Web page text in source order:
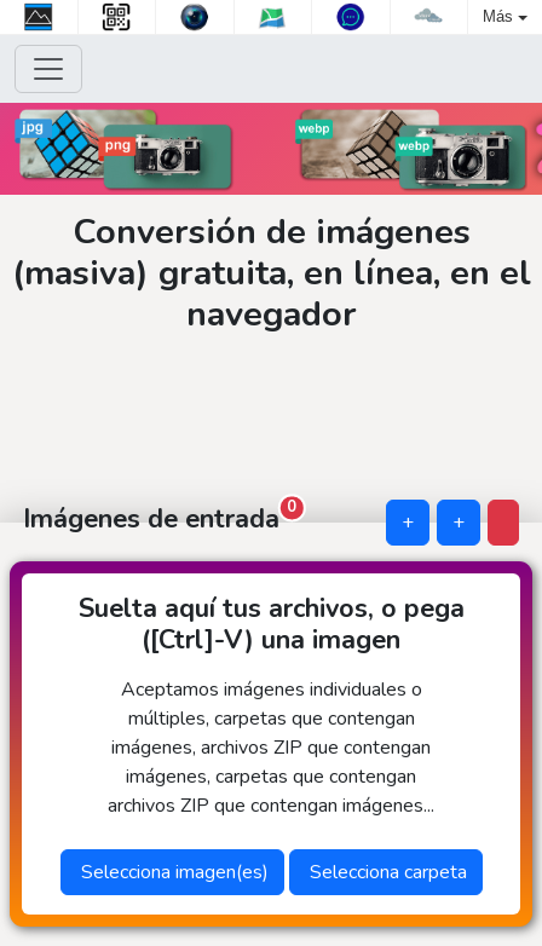
Más
Conversión de imágenes
(masiva) gratuita, en línea, en el
navegador
0
Imágenes de entrada + +
Suelta aquí tus archivos, o pega
([Ctrl]-V) una imagen
Aceptamos imágenes individuales o
múltiples, carpetas que contengan
imágenes, archivos ZIP que contengan
imágenes, carpetas que contengan
archivos ZIP que contengan imágenes...
Selecciona imagen(es) Selecciona carpeta